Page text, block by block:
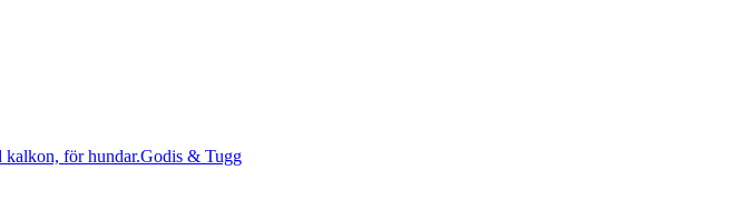
Godis & Tugg